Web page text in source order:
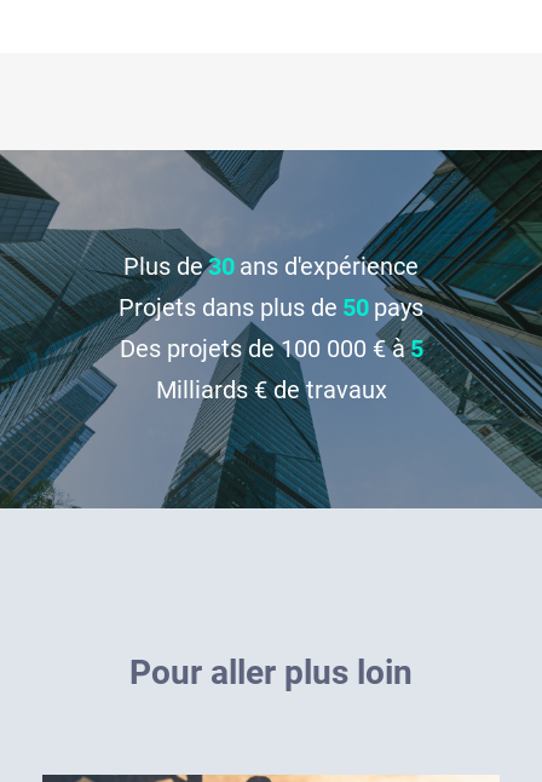
Plus de30 ans d'expérience
Projets dans plus de 50 pays
Des projets de 100 000 € à5
Milliards € de travaux
Pour aller plus loin